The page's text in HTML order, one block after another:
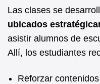
Las clases se
ubicados
asistir alumnos de
Allí, los estudiantes
Reforzar